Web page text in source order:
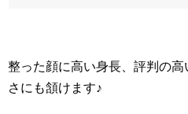
整った顔に高い身長、評判の
さにも頷けます♪